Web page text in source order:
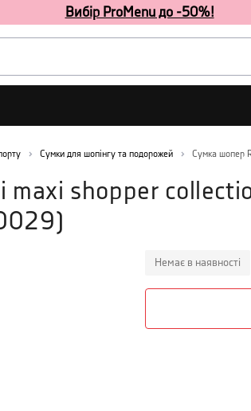
Вибір ProMenu до -50%!
Сумки для шопінгу та подорожей Сумка шопер
maxi shopper
)
Немає в наявності